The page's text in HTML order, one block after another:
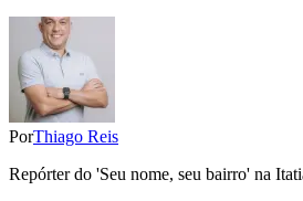
PorThiago Reis
Repórter do 'Seu nome, seu bairro' na